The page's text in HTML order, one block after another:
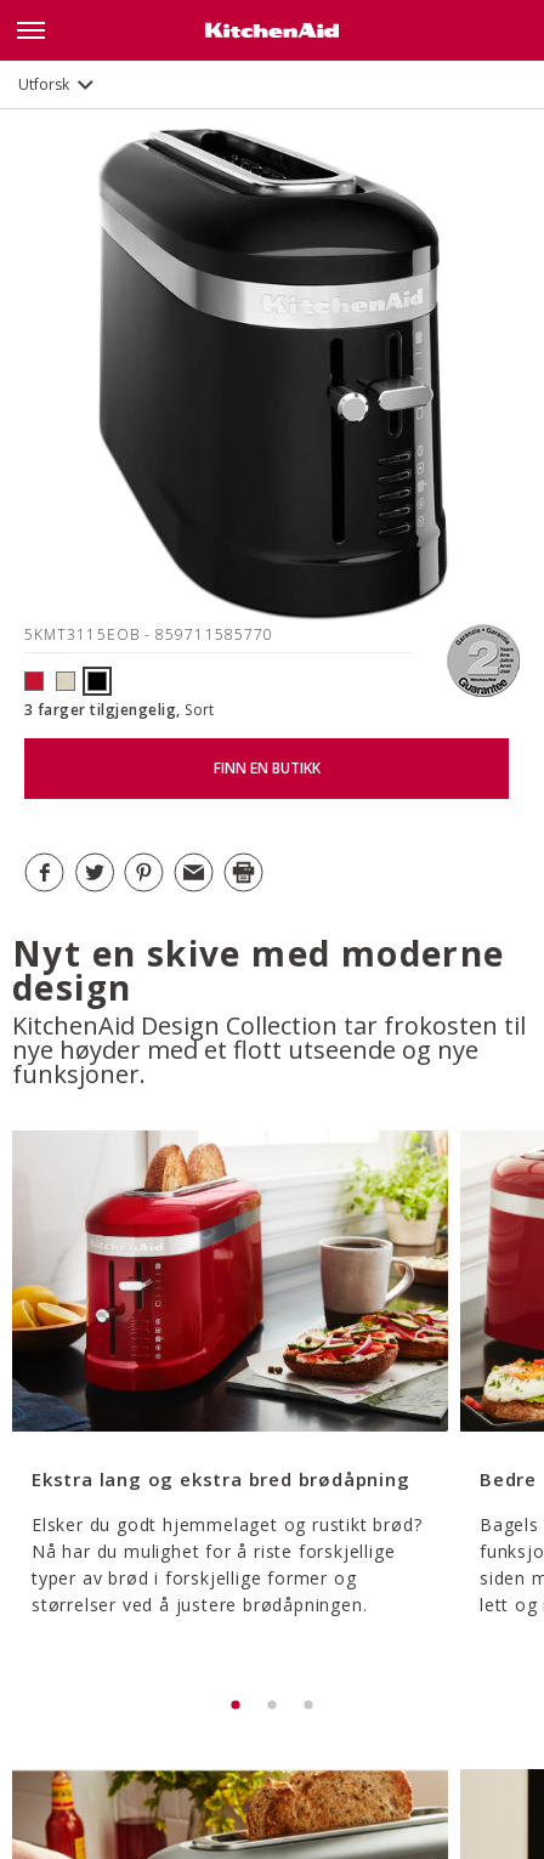
Utforsk
5KMT3115EOB - 859711585770
3 farger tilgjengelig, Sort
FINN EN BUTIKK
Nyt en skive med moderne
design
KitchenAid Design Collection tar frokosten til
nye høyder med et flott utseende og nye
funksjoner.
Ekstra lang og ekstra bred brødåpning
Elsker du godt hjemmelaget og rustikt brød?
Nå har du mulighet for å riste forskjellige
typer av brød i forskjellige former og
størrelser ved å justere brødåpningen.
Bedre
siden
lett og